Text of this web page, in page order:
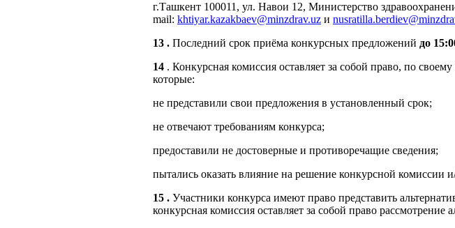
г.Ташкент 100011, ул. Навои 12, Министерство
mail: khtiyar.kazakbaev@minzdrav.uz и
13 . Последний срок приёма конкурсных предложений до
14 . Конкурсная комиссия оставляет за собой право, по
которые:
не представили свои предложения в установленный срок;
не отвечают требованиям конкурса;
предоставили не достоверные и противоречащие сведения;
пытались оказать влияние на решение конкурсной комиссии
15 . Участники конкурса имеют право представить
конкурсная комиссия оставляет за собой право рассмотрение